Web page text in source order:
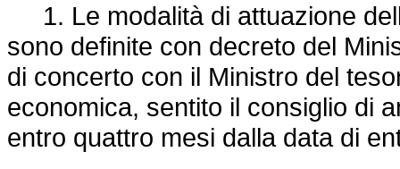
1. Le modalità di attuazione
sono definite con decreto del
di concerto con il Ministro del
economica, sentito il consiglio di
entro quattro mesi dalla data di